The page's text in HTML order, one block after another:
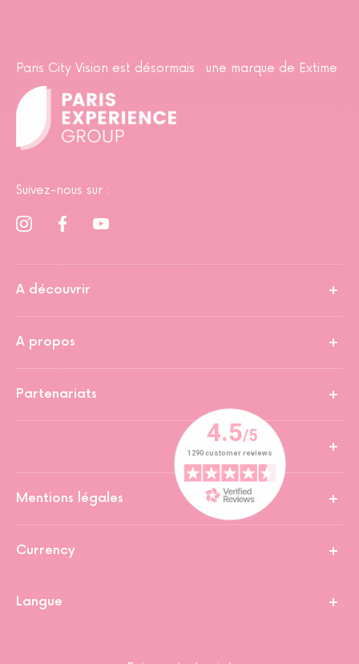
Paris City Vision est désormais une marque de Extime
Suivez-nous sur :
A découvrir
A propos
Partenariats
Mentions légales
Currency
Langue